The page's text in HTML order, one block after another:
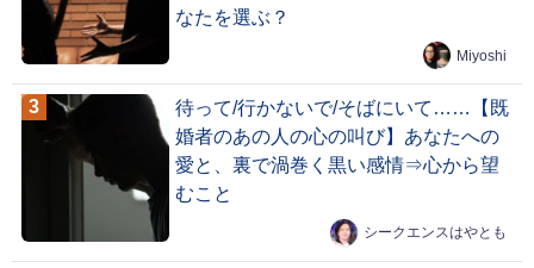
なたを選ぶ？
Miyoshi
待って/行かないで/そばにいて……【既
婚者のあの人の心の叫び】あなたへの
愛と、裏で渦巻く黒い感情⇒心から望
むこと
シークエンスはやとも